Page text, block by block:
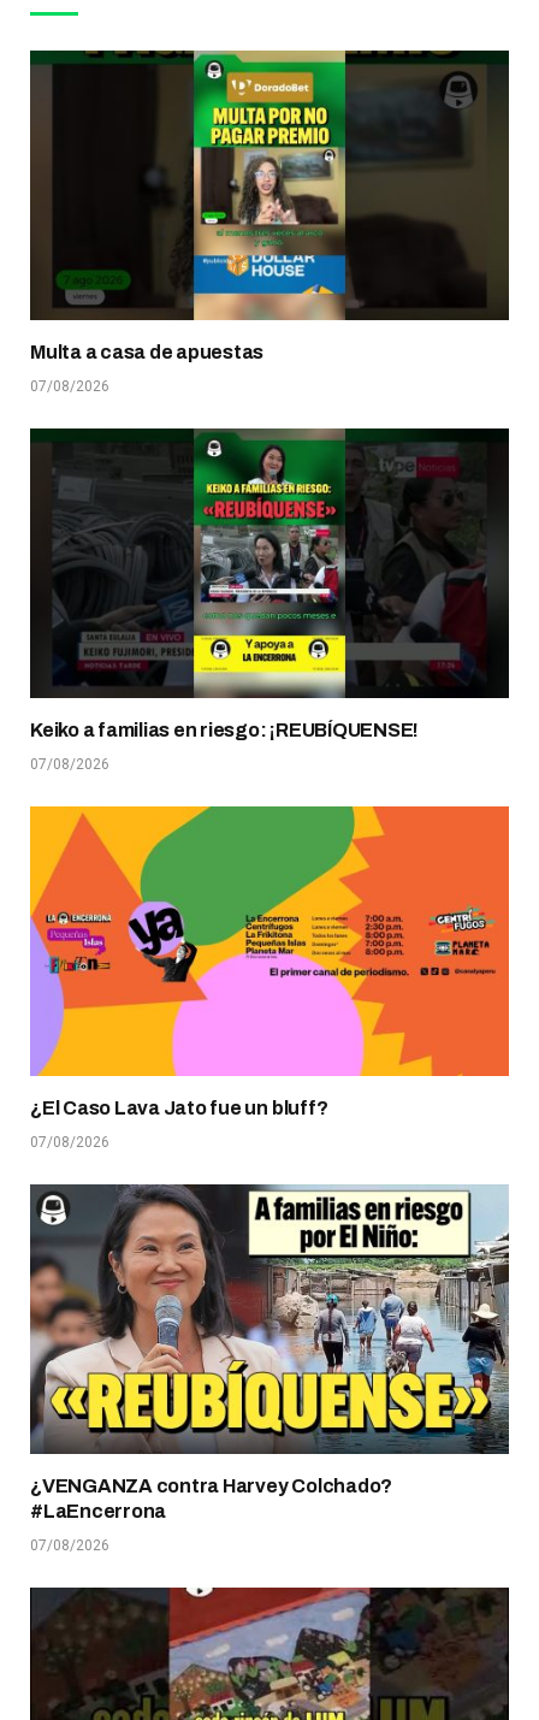
Multa a casa de apuestas
07/08/2026
Keiko a familias en riesgo: ¡REUBÍQUENSE!
07/08/2026
¿El Caso Lava Jato fue un bluff?
07/08/2026
¿VENGANZA contra Harvey Colchado?
#LaEncerrona
07/08/2026